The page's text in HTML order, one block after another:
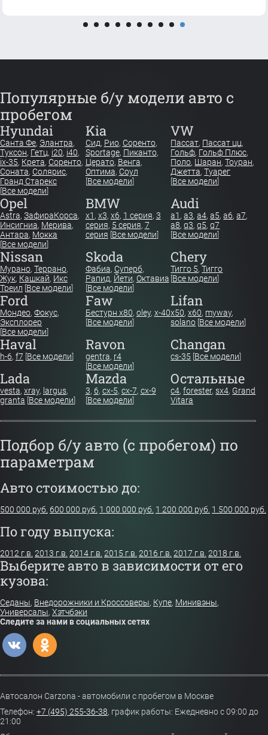
Популярные б/у модели авто с
пробегом
Hyundai
Санта Фе, Элантра,
Туксон, Гетц, i20, i40,
ix-35, Крета, Соренто,
Соната, Солярис,
Гранд Старекс
[Все модели]
Kia
Сид, Рио, Соренто,
Sportage, Пиканто,
Церато, Венга,
Оптима, Соул
[Все модели]
VW
Пассат, Пассат цц,
Гольф, Гольф Плюс,
Поло, Шаран,Тоуран,
Джетта,Туарег
[Все модели]
Opel
Astra, ЗафираКорса,
Инсигниа, Мерива,
Антара, Мокка
[Все модели]
BMW
x1 , x3, x6, 1 серия, 3
серия, 5 серия, 7
серия [Все модели]
Audi
a1 ,a3,a4,a5,a6,a7,
a8,q3,q5,q7
[Все модели]
Nissan
Мурано, Террано,
Жук, Кашкай, Икс
Треил [Все модели]
Skoda
Фабиа, Суперб,
Рапид, Йети, Октавиа
[Все модели]
Chery
Тигго 5,Тигго
[Все модели]
Ford
Мондео, Фокус,
Эксплорер
[Все модели]
Faw
Бестурн х80, oley, x-40
[Все модели]
Lifan
x50,x60, myway,
solano [Все модели]
Haval
h-6, f7 [Все модели]
Ravon
gentra, r4
[Все модели]
Changan
cs-35 [Все модели]
Lada
vesta, xray, largus,
granta [Все модели]
Mazda
3, 6, cx-5, cx-7, cx-9
[Все модели]
Остальные
c4,forester,sx4, Grand
Vitara
Подбор б/у авто (с пробегом) по
параметрам
Авто стоимостью до:
500 000 руб. 600 000 руб. 1 000 000 руб. 1 200 000 руб. 1 500 000 руб.
По году выпуска:
2012 г.в. 2013 г.в. 2014 г.в. 2015 г.в. 2016 г.в. 2017 г.в. 2018 г.в.
Выберите авто в зависимости от его
кузова:
Седаны, Внедорожники и Кроссоверы, Купе, Минивэны,
Универсалы, Хэтчбэки
Следите за нами в социальных сетях
Автосалон Carzona - автомобили с пробегом в Москве
Телефон: +7 (495) 255-36-38, график работы: Ежедневно с 09:00 до
21:00